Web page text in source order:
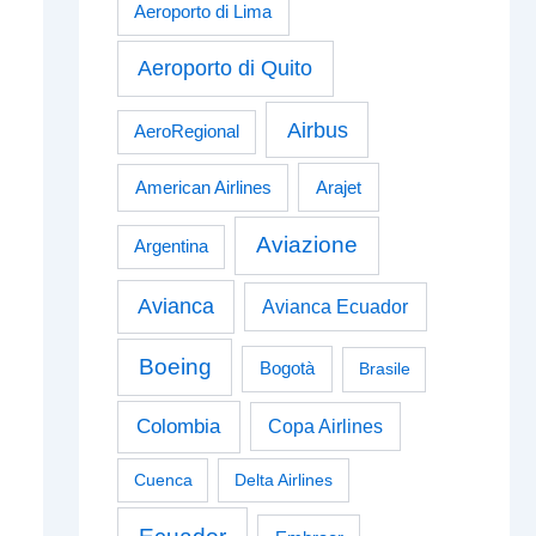
Aeroporto di Lima
Aeroporto di Quito
AeroRegional Airbus
American Airlines Arajet
Argentina Aviazione
Avianca Avianca Ecuador
Boeing Bogotà Brasile
Colombia Copa Airlines
Cuenca Delta Airlines